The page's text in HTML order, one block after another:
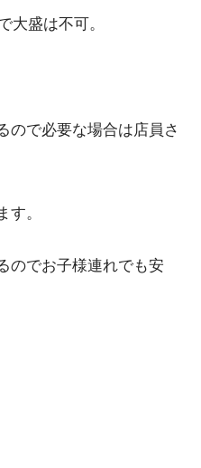
大盛は不可。
ので必要な場合は店員さ
す。
のでお子様連れでも安